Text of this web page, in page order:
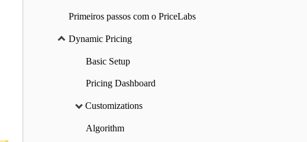
Primeiros passos com o PriceLabs
Dynamic Pricing
Basic Setup
Pricing Dashboard
Customizations
Algorithm